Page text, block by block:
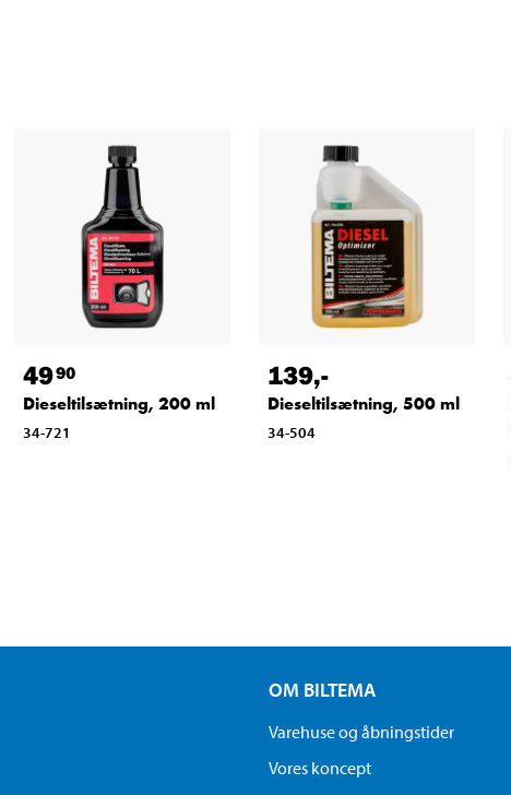
4990
Dieseltilsætning, 200 ml
34-721
139,-
Dieseltilsætning, 500 ml
34-504
OM BILTEMA
Varehuse og åbningstider
Vores koncept